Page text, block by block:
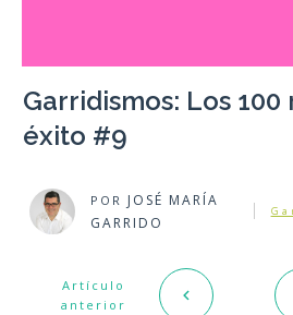
Garridismos: Los 100
éxito #9
POR JOSÉ MARÍA
GARRIDO
Artículo
anterior